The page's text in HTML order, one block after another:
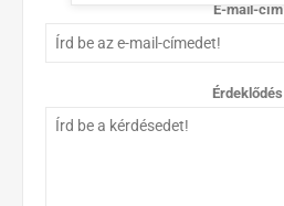
E-mail-cím
Érdeklődés